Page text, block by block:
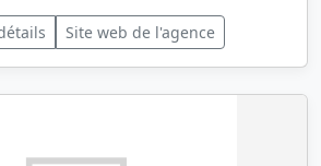
Site web de l'agence